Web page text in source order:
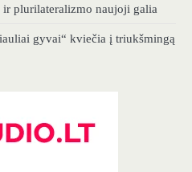
ir plurilateralizmo naujoji galia
gyvai“ kviečia į triukšmingą